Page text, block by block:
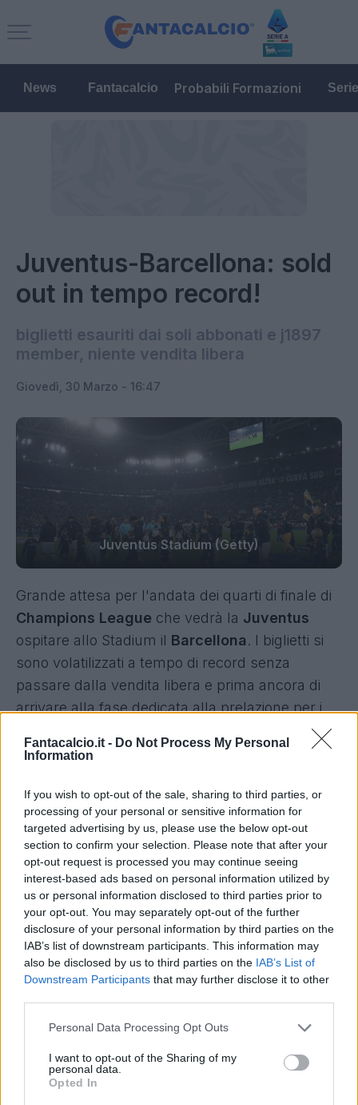
Fantacalcio.it - Do Not Process My Personal
Information
If you wish to opt-out of the sale, sharing to third parties, or
processing of your personal or sensitive information for
targeted advertising by us, please use the below opt-out
section to confirm your selection. Please note that after your
opt-out request is processed you may continue seeing
interest-based ads based on personal information utilized by
us or personal information disclosed to third parties prior to
your opt-out. You may separately opt-out of the further
disclosure of your personal information by third parties on the
IAB’s list of downstream participants. This information may
also be disclosed by us to third parties on the IAB’s List of
Downstream Participants that may further disclose it to other
Personal Data Processing Opt Outs
I want to opt-out of the Sharing of my
personal data.
Opted In
News Fantacalcio Probabili Formazioni
Juventus-Barcellona: sold
out in tempo record!
biglietti esauriti dai soli abbonati e j1897
member, niente vendita libera
Giovedì, 30 Marzo - 16:47
Juventus Stadium (Getty)
Grande attesa per l'andata dei quarti di finale di
Champions League che vedrà la Juventus
ospitare allo Stadium il Barcellona. I biglietti si
sono volatilizzati a tempo di record senza
passare dalla vendita libera e prima ancora di
arrivare alla fase dedicata alla prelazione per i
Premium Member. Sono stati infatti pochissimi
gli abbonati e i J1897 Member a non sfruttare le
categorie di tifosi per esaurire tutti i tagliandi
disponibili per il big match.
Per chi non lo sapesse, la J1897 Membership
la più esclusiva delle due proposte dai
bianconeri (alle quali si aggiunge la Junior
Membership per i più piccoli) che offre fra i
numerosi vantaggi la possibilità di avere una
prelazione anticipata sui biglietti rispetto ai
Premium Member e alla vendita libera. Al
termine del periodo di prelazione dedicato
esclusivamente agli abbonati, sono bastati pochi
Member per far sparire anche gli ultimi biglietti
disponibili per Juventus-Barcellona.